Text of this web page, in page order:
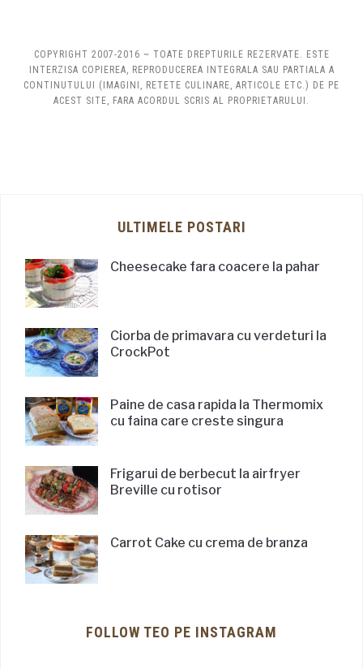
COPYRIGHT 2007-2016 ~ TOATE DREPTURILE REZERVATE. ESTE
INTERZISA COPIEREA, REPRODUCEREA INTEGRALA SAU PARTIALA A
CONTINUTULUI (IMAGINI, RETETE CULINARE, ARTICOLE ETC.) DE PE
ACEST SITE, FARA ACORDUL SCRIS AL PROPRIETARULUI.
ULTIMELE POSTARI
Cheesecake fara coacere la pahar
Ciorba de primavara cu verdeturi la
CrockPot
Paine de casa rapida la Thermomix
cu faina care creste singura
Frigarui de berbecut la airfryer
Breville cu rotisor
Carrot Cake cu crema de branza
FOLLOW TEO PE INSTAGRAM